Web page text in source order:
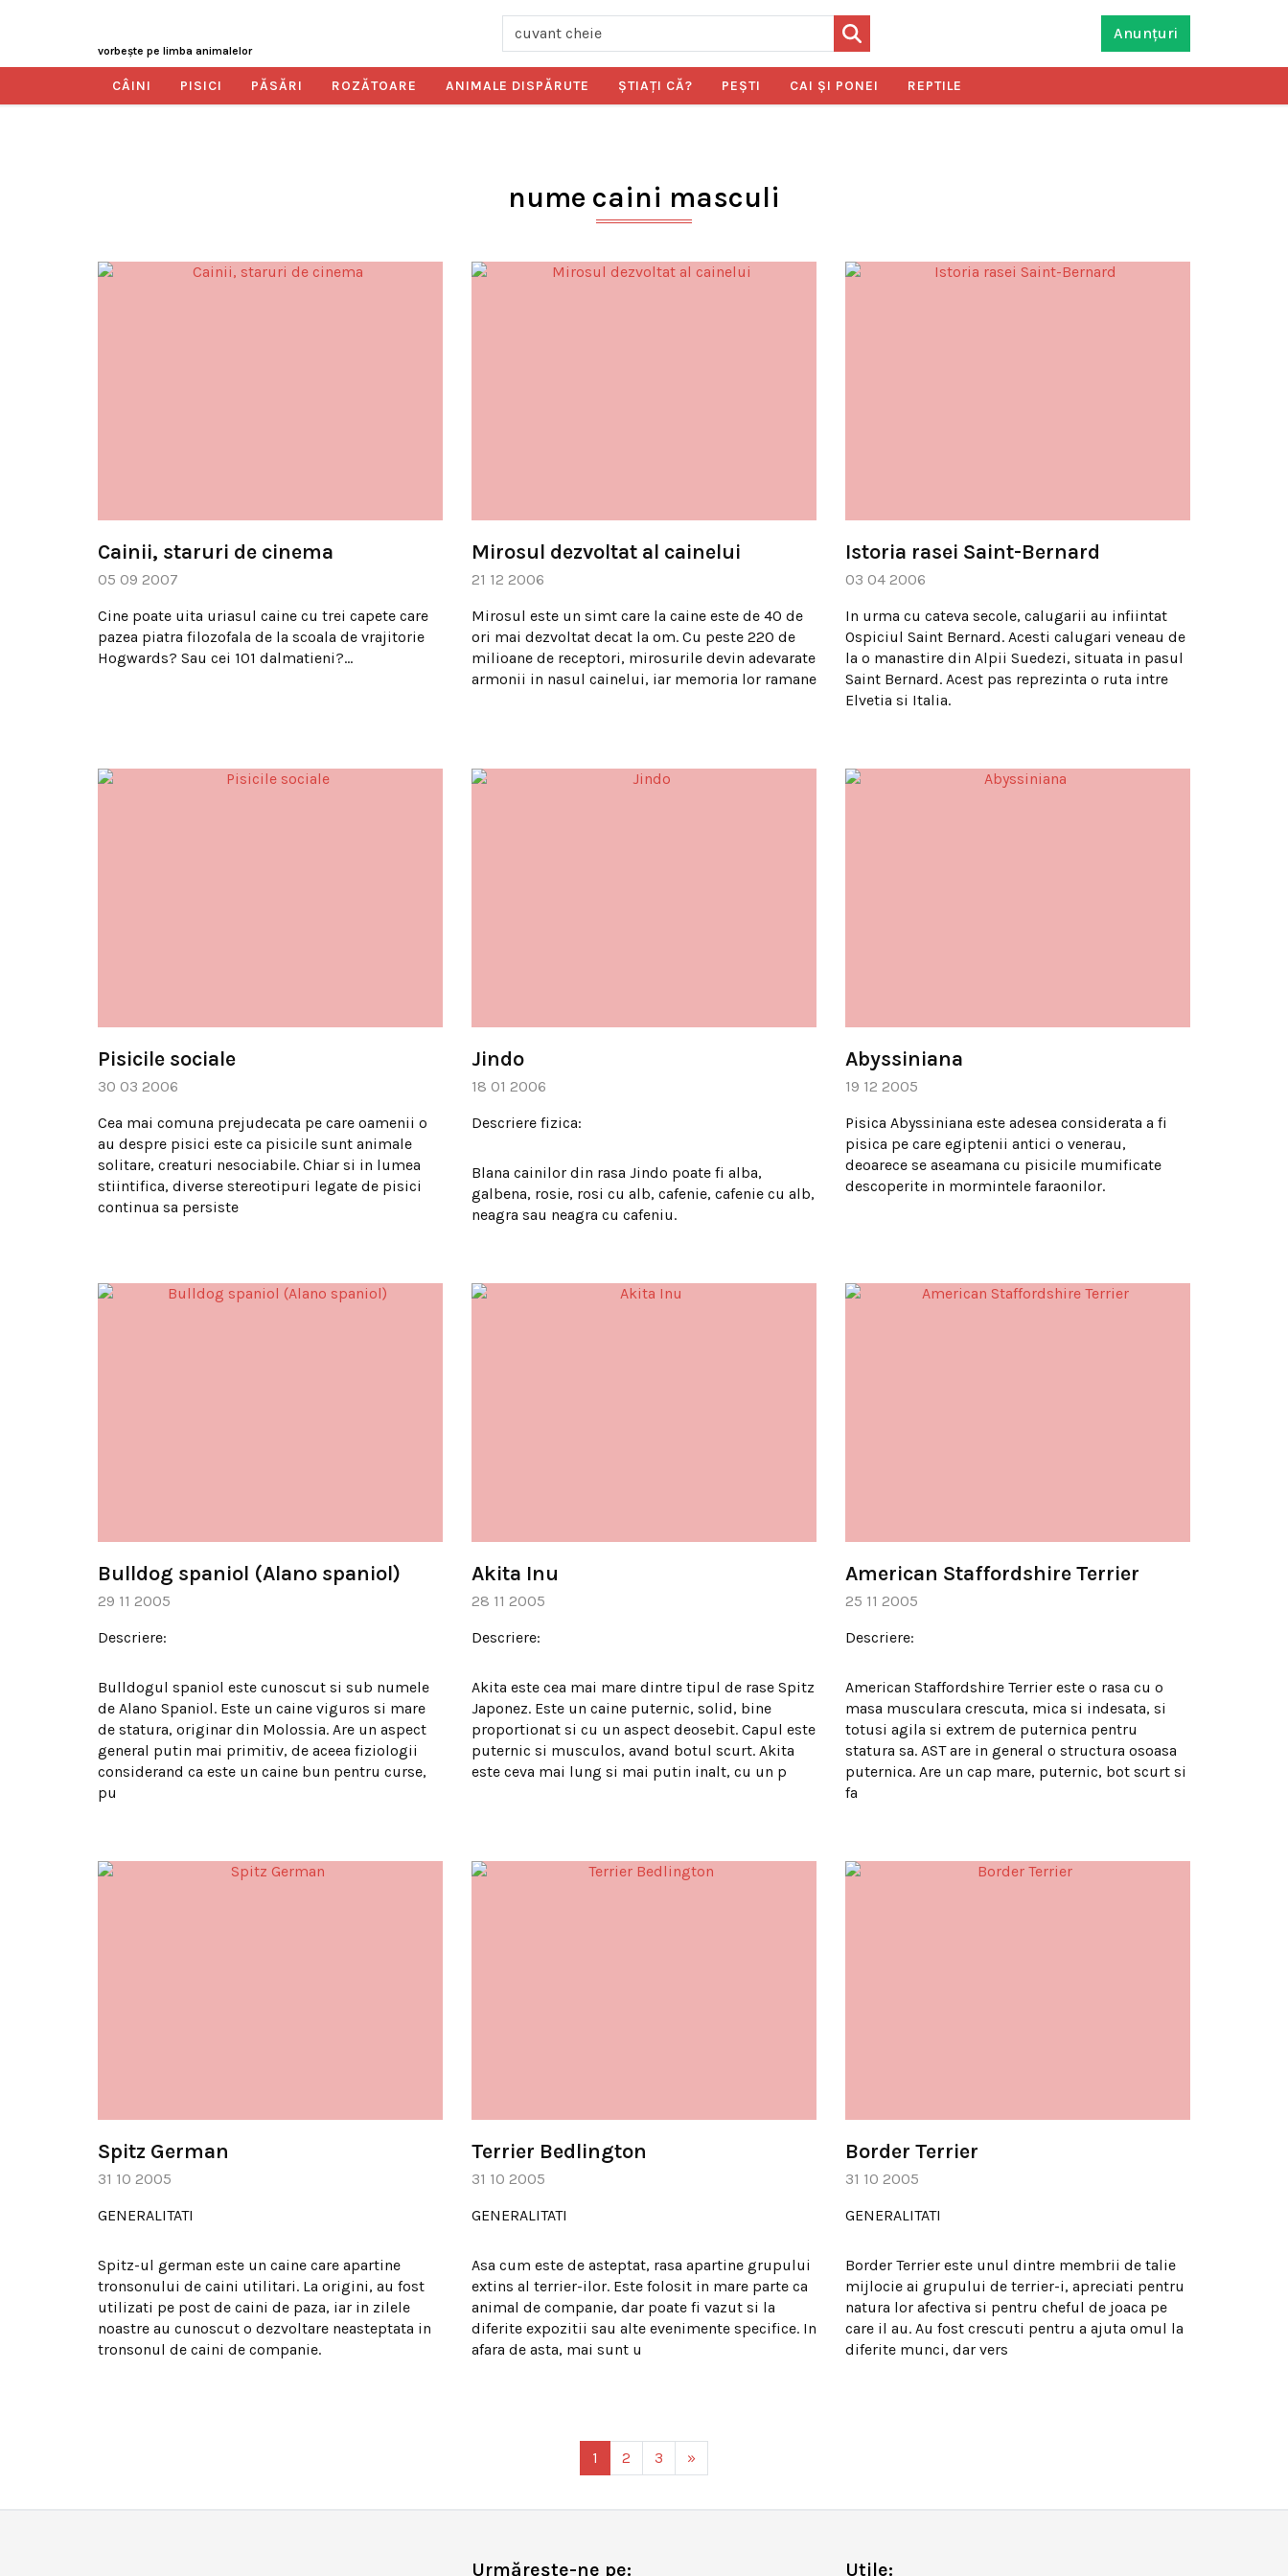
vorbeşte pe limba animalelor
Anunțuri
CÂINI PISICI PĂSĂRI ROZĂTOARE ANIMALE DISPĂRUTE ŞTIAŢI CĂ? PEŞTI CAI ŞI PONEI REPTILE
nume caini masculi
Cainii, staruri de cinema
05 09 2007
Cine poate uita uriasul caine cu trei capete care
pazea piatra filozofala de la scoala de vrajitorie
Hogwards? Sau cei 101 dalmatieni?…
Mirosul dezvoltat al cainelui
21 12 2006
Mirosul este un simt care la caine este de 40 de
ori mai dezvoltat decat la om. Cu peste 220 de
milioane de receptori, mirosurile devin adevarate
armonii in nasul cainelui, iar memoria lor ramane
Istoria rasei Saint-Bernard
03 04 2006
In urma cu cateva secole, calugarii au infiintat
Ospiciul Saint Bernard. Acesti calugari veneau de
la o manastire din Alpii Suedezi, situata in pasul
Saint Bernard. Acest pas reprezinta o ruta intre
Elvetia si Italia.
Pisicile sociale
30 03 2006
Cea mai comuna prejudecata pe care oamenii o
au despre pisici este ca pisicile sunt animale
solitare, creaturi nesociabile. Chiar si in lumea
stiintifica, diverse stereotipuri legate de pisici
continua sa persiste
Jindo
18 01 2006
Descriere fizica:
Blana cainilor din rasa Jindo poate fi alba,
galbena, rosie, rosi cu alb, cafenie, cafenie cu alb,
neagra sau neagra cu cafeniu.
Abyssiniana
19 12 2005
Pisica Abyssiniana este adesea considerata a fi
pisica pe care egiptenii antici o venerau,
deoarece se aseamana cu pisicile mumificate
descoperite in mormintele faraonilor.
Bulldog spaniol (Alano spaniol)
29 11 2005
Descriere:
Bulldogul spaniol este cunoscut si sub numele
de Alano Spaniol. Este un caine viguros si mare
de statura, originar din Molossia. Are un aspect
general putin mai primitiv, de aceea fiziologii
considerand ca este un caine bun pentru curse,
pu
Akita Inu
28 11 2005
Descriere:
Akita este cea mai mare dintre tipul de rase Spitz
Japonez. Este un caine puternic, solid, bine
proportionat si cu un aspect deosebit. Capul este
puternic si musculos, avand botul scurt. Akita
este ceva mai lung si mai putin inalt, cu un p
American Staffordshire Terrier
25 11 2005
Descriere:
American Staffordshire Terrier este o rasa cu o
masa musculara crescuta, mica si indesata, si
totusi agila si extrem de puternica pentru
statura sa. AST are in general o structura osoasa
puternica. Are un cap mare, puternic, bot scurt si
fa
Spitz German
31 10 2005
GENERALITATI
Spitz-ul german este un caine care apartine
tronsonului de caini utilitari. La origini, au fost
utilizati pe post de caini de paza, iar in zilele
noastre au cunoscut o dezvoltare neasteptata in
tronsonul de caini de companie.
Terrier Bedlington
31 10 2005
GENERALITATI
Asa cum este de asteptat, rasa apartine grupului
extins al terrier-ilor. Este folosit in mare parte ca
animal de companie, dar poate fi vazut si la
diferite expozitii sau alte evenimente specifice. In
afara de asta, mai sunt u
Border Terrier
31 10 2005
GENERALITATI
Border Terrier este unul dintre membrii de talie
mijlocie ai grupului de terrier-i, apreciati pentru
natura lor afectiva si pentru cheful de joaca pe
care il au. Au fost crescuti pentru a ajuta omul la
diferite munci, dar vers
1 2 3 »
Urmărește-ne pe: Utile: